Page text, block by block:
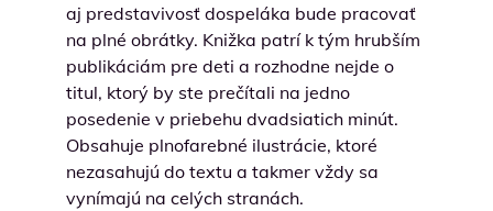
aj predstavivosť dospeláka bude pracovať
na plné obrátky. Knižka patrí k tým hrubším
publikáciám pre deti a rozhodne nejde o
titul, ktorý by ste prečítali na jedno
posedenie v priebehu dvadsiatich minút.
Obsahuje plnofarebné ilustrácie, ktoré
nezasahujú do textu a takmer vždy sa
vynímajú na celých stranách.